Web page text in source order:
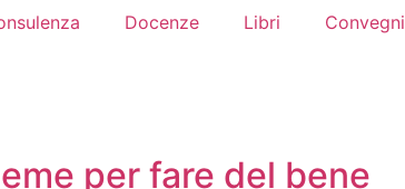
Docenze Libri Convegni
per fare del bene